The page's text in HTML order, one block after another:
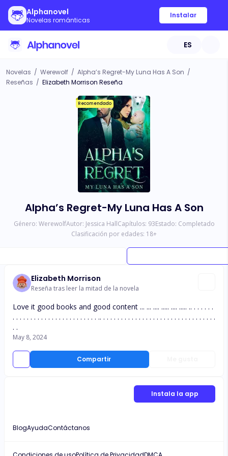
Alphanovel
Novelas románticas
Instalar
ES
Novelas / Werewolf / Alpha’s Regret-My Luna Has A Son /
Reseñas / Elizabeth Morrison Reseña
Recomendado
Alpha’s Regret-My Luna Has A Son
Género: WerewolfAutor: Jessica HallCapítulos: 93Estado: Completado
Clasificación por edades: 18+
Elizabeth Morrison
Reseña tras leer la mitad de la novela
Compartir
Love it good books and good content ... ... .... ..... .... ..... .. . . . . . .
. . . . . . . . . . . . . . . . . . . . . . . . .. . . . . . . . . . . . . . . . . . . . . . . . . . . . . . . . .
. .
May 8, 2024
Instala la app
BlogAyudaContáctanos